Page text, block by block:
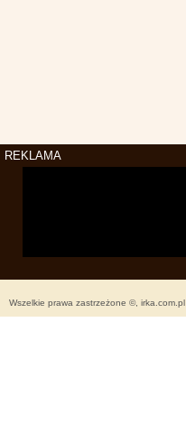
REKLAMA
Wszelkie prawa zastrzeżone ©, irka.com.pl